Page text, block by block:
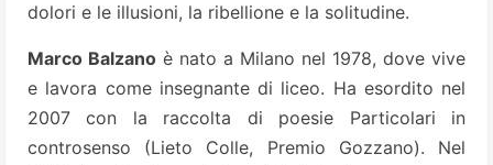
dolori e le illusioni, la ribellione e la solitudine.
Marco Balzano è nato a Milano nel 1978, dove vive
e lavora come insegnante di liceo. Ha esordito nel
2007 con la raccolta di poesie Particolari in
controsenso (Lieto Colle, Premio Gozzano). Nel